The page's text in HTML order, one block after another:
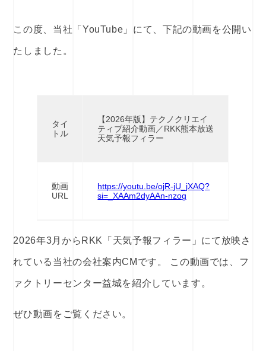
この度、当社「YouTube」にて、下記の動画を公開い
たしました。
タイ
トル
【2026年版】テクノクリエイ
ティブ紹介動画／RKK熊本放送
天気予報フィラー
動画
URL
https://youtu.be/ojR-jU_jXAQ?
si=_XAAm2dyAAn-nzog
2026年3月からRKK「天気予報フィラー」にて放映さ
れている当社の会社案内CMです。 この動画では、フ
ァクトリーセンター益城を紹介しています。
ぜひ動画をご覧ください。